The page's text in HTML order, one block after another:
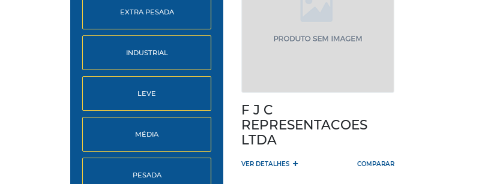
EXTRA PESADA
INDUSTRIAL
LEVE
MÉDIA
PESADA
F J C
REPRESENTACOES
LTDA
VER DETALHES + COMPARAR